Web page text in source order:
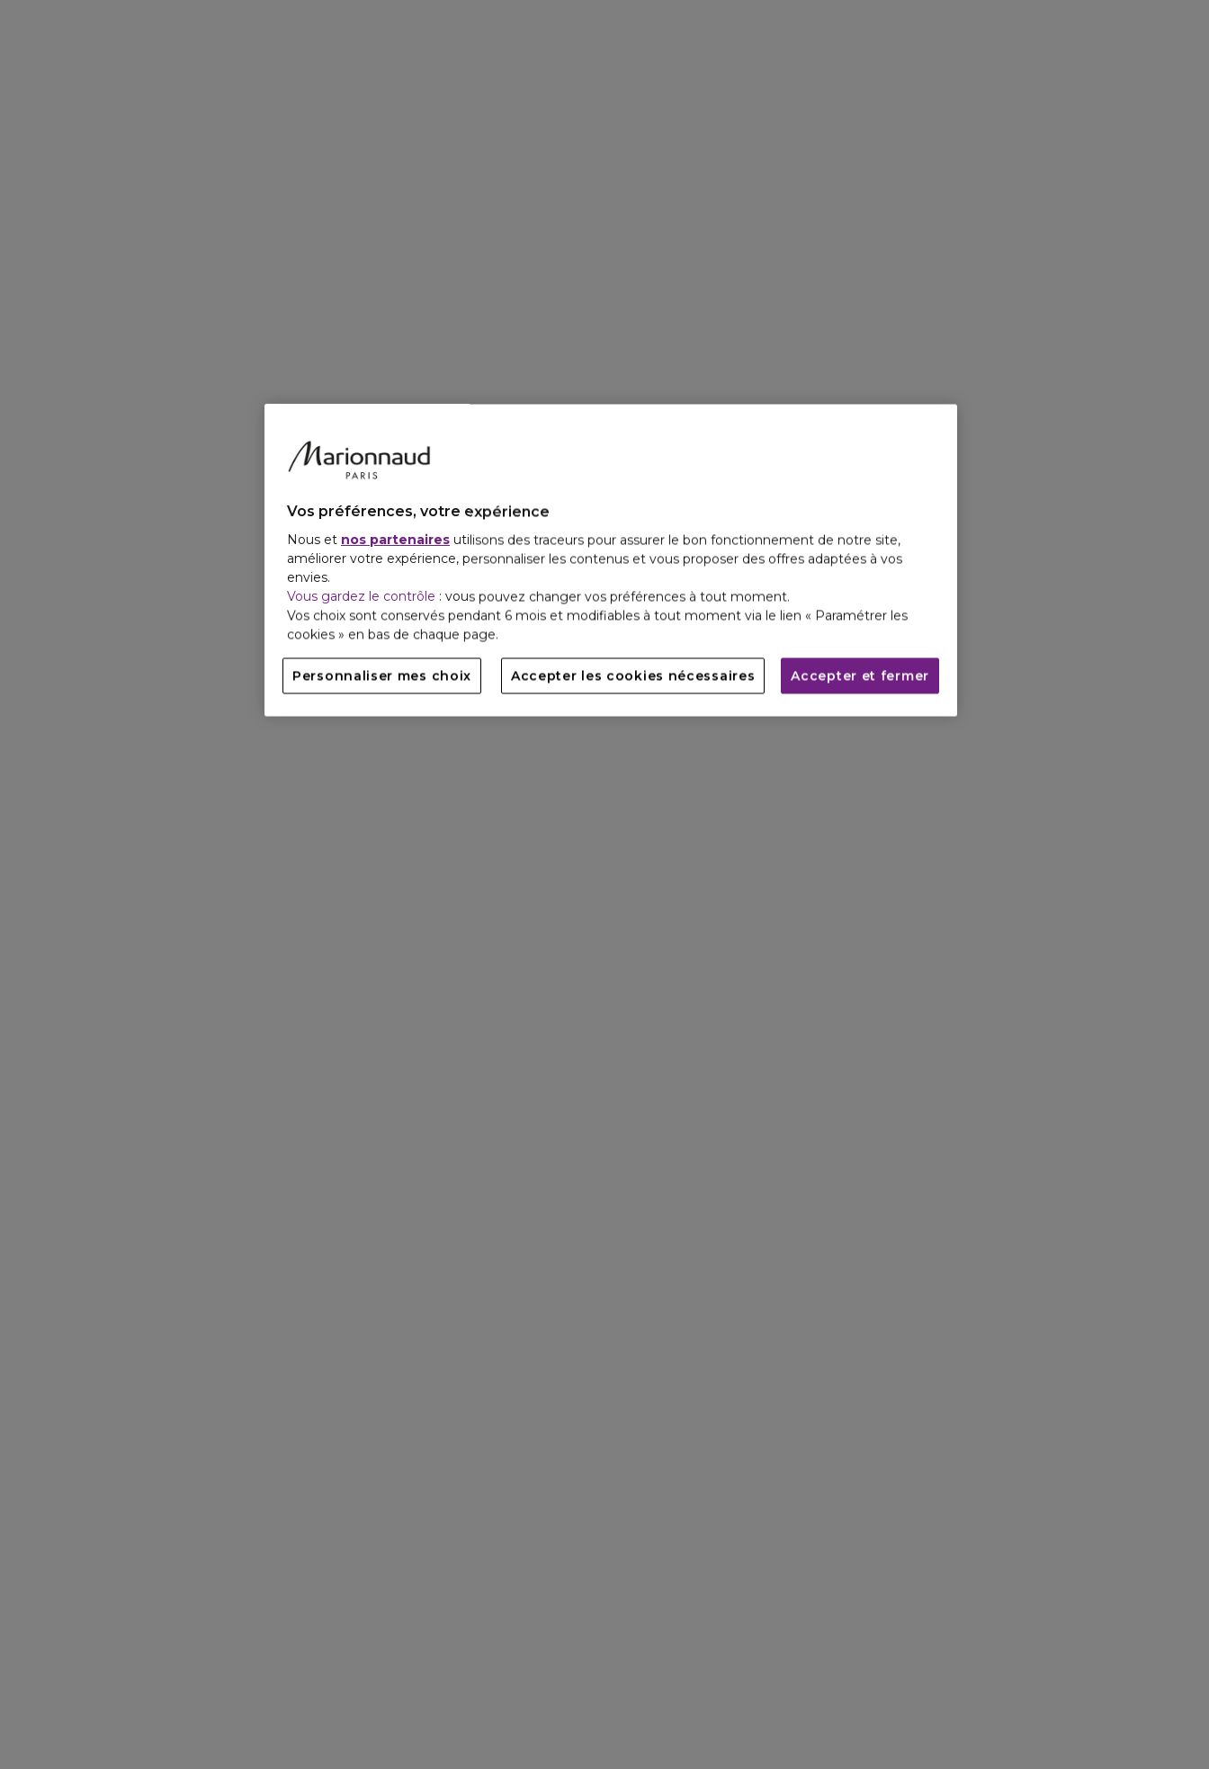
Vos préférences, votre expérience
Nous et nos partenaires utilisons des traceurs pour assurer le bon fonctionnement de notre site,
améliorer votre expérience, personnaliser les contenus et vous proposer des offres adaptées à vos
envies.
Vous gardez le contrôle : vous pouvez changer vos préférences à tout moment.
Vos choix sont conservés pendant 6 mois et modifiables à tout moment via le lien « Paramétrer les
cookies » en bas de chaque page.
Personnaliser mes choix Accepter les cookies nécessaires Accepter et fermer